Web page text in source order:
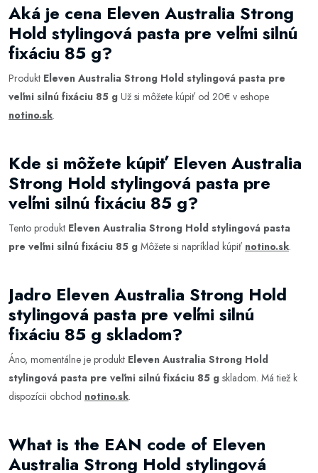
Aká je cena Eleven Australia Strong
Hold stylingová pasta pre veľmi silnú
fixáciu 85 g?
Produkt Eleven Australia Strong Hold stylingová pasta pre
veľmi silnú fixáciu 85 g Už si môžete kúpiť od 20€ v eshope
notino.sk.
Kde si môžete kúpiť Eleven Australia
Strong Hold stylingová pasta pre
veľmi silnú fixáciu 85 g?
Tento produkt Eleven Australia Strong Hold stylingová pasta
pre veľmi silnú fixáciu 85 g Môžete si napríklad kúpiť notino.sk.
Jadro Eleven Australia Strong Hold
stylingová pasta pre veľmi silnú
fixáciu 85 g skladom?
Áno, momentálne je produkt Eleven Australia Strong Hold
stylingová pasta pre veľmi silnú fixáciu 85 g skladom. Má tiež k
dispozícii obchod notino.sk.
What is the EAN code of Eleven
Australia Strong Hold stylingová